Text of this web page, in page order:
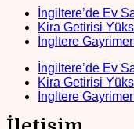
İngiltere’de Ev
Kira Getirisi
İngltere
İngiltere’de Ev
Kira Getirisi
İngltere